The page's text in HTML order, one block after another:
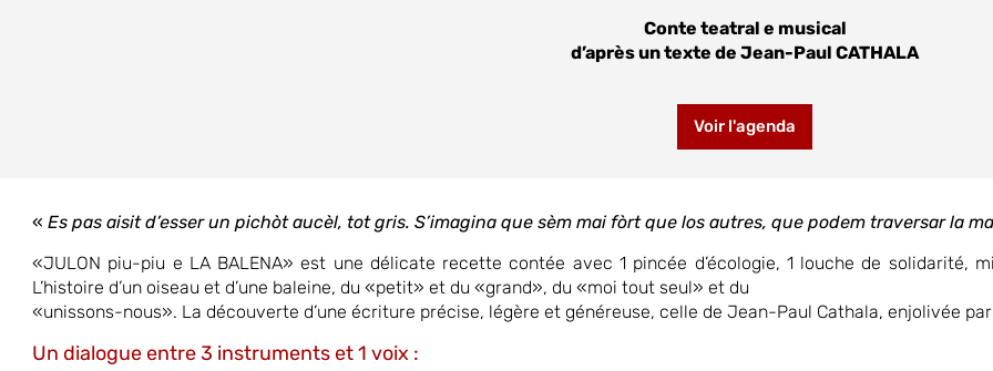
Conte teatral e musical
d’après un texte de Jean-Paul CATHALA
Voir l'agenda
« Es pas aisit d’esser un pichòt aucèl, tot gris.S’imagina que sèm mai fòrt que los autres, que podem traversar la
«JULON piu-piu e LA BALENA» est une délicate recette contée avec 1 pincée d’écologie, 1 louche de solidarité,
L’histoire d’un oiseau et d’une baleine, du «petit» et du «grand», du «moi tout seul» et du
«unissons-nous». La découverte d’une écriture précise, légère et généreuse, celle de Jean-Paul Cathala, enjolivée
Un dialogue entre 3 instruments et 1 voix :